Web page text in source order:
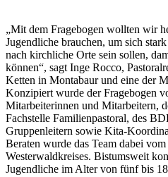
„Mit dem Fragebogen wollten wir
Jugendliche brauchen, um sich
nach kirchliche Orte sein sollen,
können“, sagt Inge Rocco,
Ketten in Montabaur und eine der
Konzipiert wurde der Fragebogen
Mitarbeiterinnen und Mitarbeitern,
Fachstelle Familienpastoral, des
Gruppenleitern sowie Kita-
Beraten wurde das Team dabei
Westerwaldkreises. Bistumsweit
Jugendliche im Alter von fünf bis